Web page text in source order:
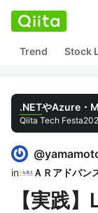
Trend Stock
Qiita Tech Festa
@
in
【実践